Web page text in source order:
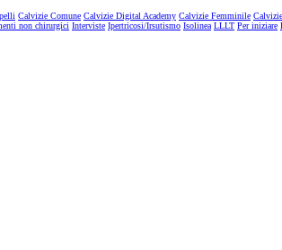
Calvizie Comune Calvizie Digital Academy Calvizie Femminile
non chirurgici Interviste Ipertricosi/Irsutismo Isolinea LLLT Per iniziare